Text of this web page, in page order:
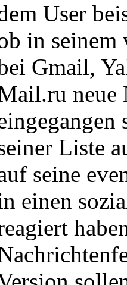
User
in seinem
Gmail,
neue
Liste
seine
einen